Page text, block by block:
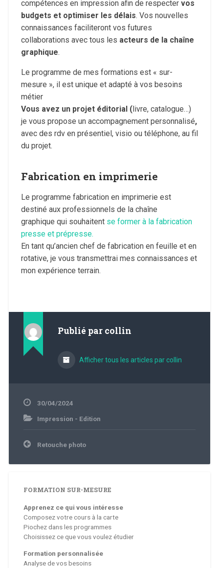
compétences en impression afin de respecter vos
budgets et optimiser les délais. Vos nouvelles
connaissances faciliteront vos futures
collaborations avec tous les acteurs de la chaîne
graphique.
Le programme de mes formations est « sur-
mesure », il est unique et adapté à vos besoins
métier
Vous avez un projet éditorial (livre, catalogue…)
je vous propose un accompagnement personnalisé,
avec des rdv en présentiel, visio ou téléphone, au fil
du projet.
Fabrication en imprimerie
Le programme fabrication en imprimerie est
destiné aux professionnels de la chaîne
graphique qui souhaitent se former à la fabrication
presse et prépresse.
En tant qu’ancien chef de fabrication en feuille et en
rotative, je vous transmettrai mes connaissances et
mon expérience terrain.
Publié par collin
Afficher tous les articles par collin
30/04/2024
Impression - Edition
Navigation
de
Retouche photo
FORMATION SUR-MESURE
Apprenez ce qui vous intéresse
Composez votre cours à la carte
Piochez dans les programmes
Choisissez ce que vous voulez étudier
Formation personnalisée
Analyse de vos besoins